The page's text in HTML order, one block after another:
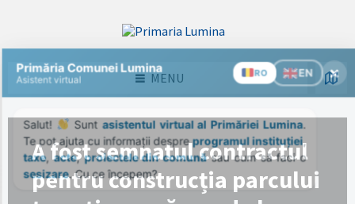
sidebar
sidebar
MENU
A fost semnatul contractul
pentru construcția parcului